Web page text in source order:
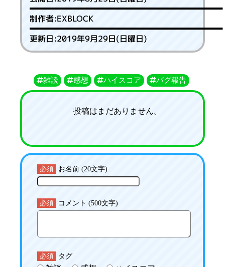

制作者:EXBLOCK

更新日:2019年9月29日(日曜日)
雑談 感想 ハイスコア バグ報告
投稿はまだありません。
必須 お名前 (20文字)
必須 コメント (500文字)
必須 タグ